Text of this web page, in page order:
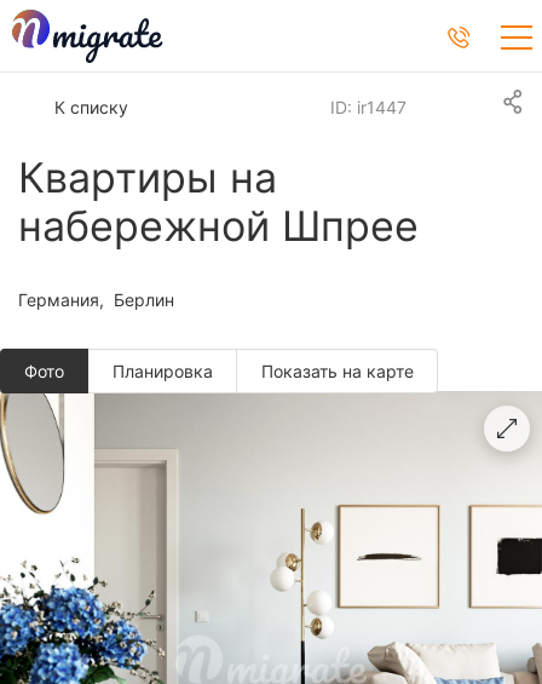
К списку
Квартиры на
набережной Шпрее
ID: ir1447
Германия Берлин
Фото Планировкa Показать на карте